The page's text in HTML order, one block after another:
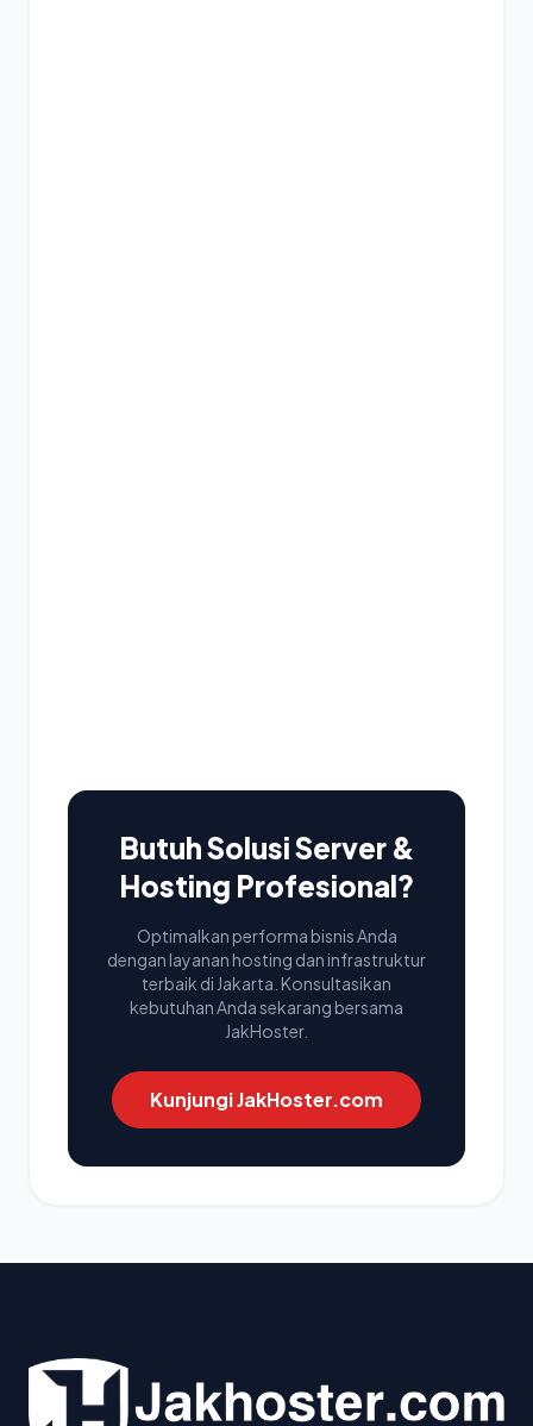
Butuh Solusi Server &
Hosting Profesional?
Optimalkan performa bisnis Anda
dengan layanan hosting dan infrastruktur
terbaik di Jakarta. Konsultasikan
kebutuhan Anda sekarang bersama
JakHoster.
Kunjungi JakHoster.com